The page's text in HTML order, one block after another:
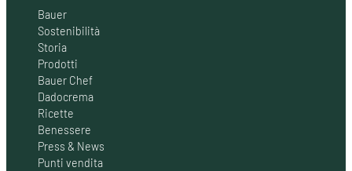
Bauer
Sostenibilità
Storia
Prodotti
Bauer Chef
Dadocrema
Ricette
Benessere
Press & News
Punti vendita